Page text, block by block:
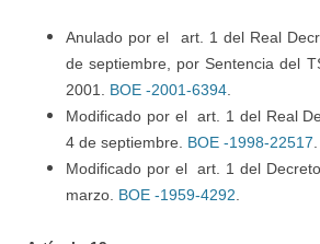
Anulado por el art. 1 del Real
de septiembre, por Sentencia del
2001. BOE -2001-6394.
Modificado por el art. 1 del Real
4 de septiembre. BOE -1998-22517.
Modificado por el art. 1 del
marzo. BOE -1959-4292.